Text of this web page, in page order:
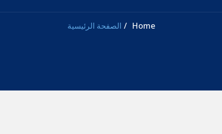
Home الصفحة الرئيسية